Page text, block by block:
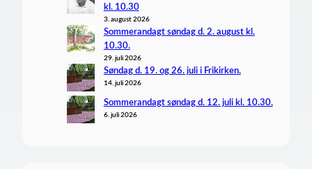
kl. 10.30
3. august 2026
Sommerandagt søndag d. 2. august kl.
10.30.
29. juli 2026
Søndag d. 19. og 26. juli i Frikirken.
14. juli 2026
Sommerandagt søndag d. 12. juli kl. 10.30.
6. juli 2026